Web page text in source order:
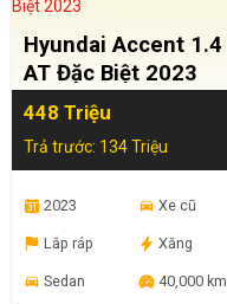
Hyundai Accent 1.4
AT Đặc Biệt 2023
448 Triệu
Trả trước: 134 Triệu
2023 Xe cũ
Lắp ráp Xăng
Sedan 40,000 km